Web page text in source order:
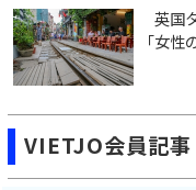
英国
「女性
VIETJO会員記事